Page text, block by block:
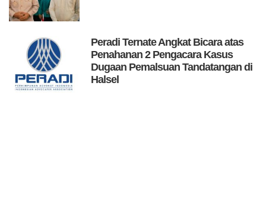
Peradi Ternate Angkat Bicara atas
Penahanan 2 Pengacara Kasus
Dugaan Pemalsuan Tandatangan di
Halsel